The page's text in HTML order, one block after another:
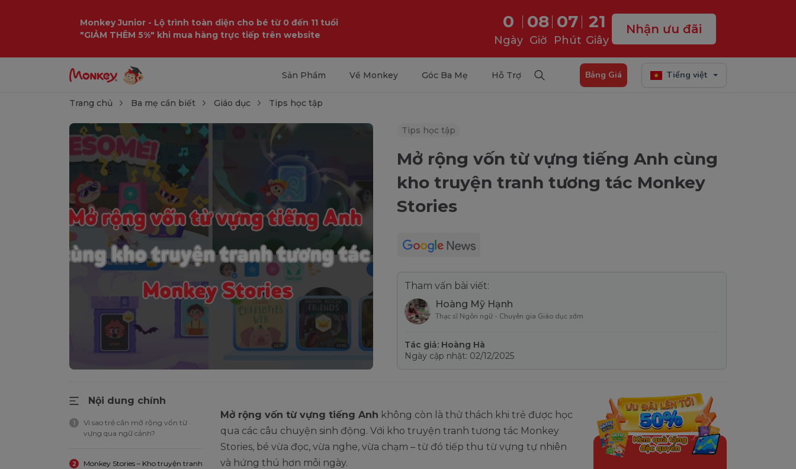
Monkey Junior - Lộ trình toàn diện cho bé từ 0 đến 11 tuổi
"GIẢM THÊM 5%" khi mua hàng trực tiếp trên website
0
Ngày
08
Giờ
07
Phút
20
Giây
Nhận ưu đãi
Sản Phẩm Về Monkey Góc Ba Mẹ Hỗ Trợ Bảng Giá Tiếng việt
Trang chủ Ba mẹ cần biết Giáo dục Tips học tập
Tips học tập
Mở rộng vốn từ vựng tiếng Anh cùng
kho truyện tranh tương tác Monkey
Stories
Tham vấn bài viết:
Hoàng Mỹ Hạnh
Thạc sĩ Ngôn ngữ - Chuyên gia Giáo dục sớm
Tác giả: Hoàng Hà
Ngày cập nhật: 02/12/2025
Nội dung chính
1
Vì sao trẻ cần mở rộng vốn từ
vựng qua ngữ cảnh?
2
Monkey Stories – Kho truyện tranh
Mở rộng vốn từ vựng tiếng Anh không còn là thử thách khi trẻ được học
qua các câu chuyện sinh động. Với kho truyện tranh tương tác Monkey
Stories, bé vừa đọc, vừa nghe, vừa chạm – từ đó tiếp thu từ vựng tự nhiên
và hứng thú hơn mỗi ngày.